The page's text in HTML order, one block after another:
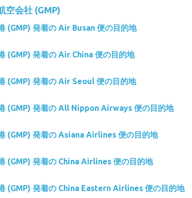
空会社 (GMP)
(GMP) 発着の Air Busan 便の目的地
(GMP) 発着の Air China 便の目的地
(GMP) 発着の Air Seoul 便の目的地
(GMP) 発着の All Nippon Airways 便の目的地
(GMP) 発着の Asiana Airlines 便の目的地
(GMP) 発着の China Airlines 便の目的地
(GMP) 発着の China Eastern Airlines 便の目的地